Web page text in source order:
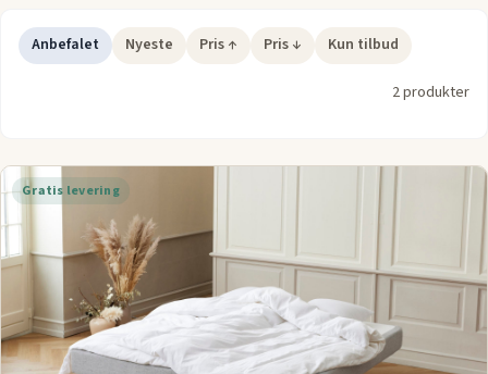
om du har brug for en fastere madras for ekstra støtte eller en
løsning, der giver dig en komfortabel og hvilefuld nat.
Anbefalet Nyeste Pris ↑ Pris ↓ Kun tilbud
2 produkter
Gratis levering